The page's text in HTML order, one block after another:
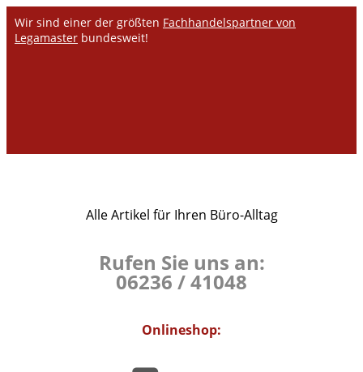
Wir sind einer der größten Fachhandelspartner von
Legamaster bundesweit!
Alle Artikel für Ihren Büro-Alltag
Rufen Sie uns an:
06236 / 41048
Onlineshop: